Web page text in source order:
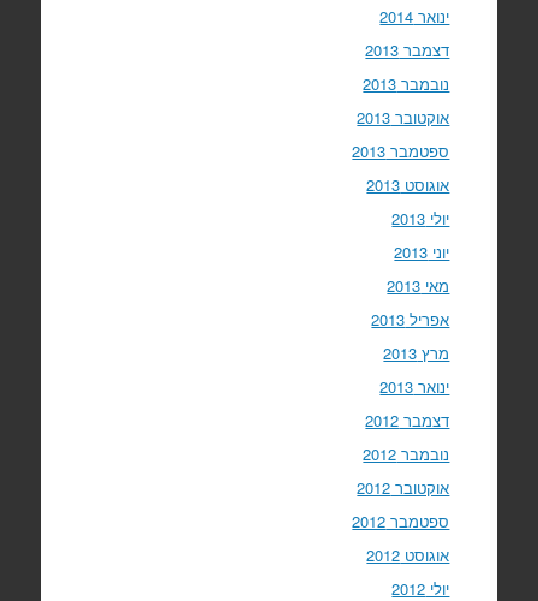
ינואר 2014
דצמבר 2013
נובמבר 2013
אוקטובר 2013
ספטמבר 2013
אוגוסט 2013
יולי 2013
יוני 2013
מאי 2013
אפריל 2013
מרץ 2013
ינואר 2013
דצמבר 2012
נובמבר 2012
אוקטובר 2012
ספטמבר 2012
אוגוסט 2012
יולי 2012